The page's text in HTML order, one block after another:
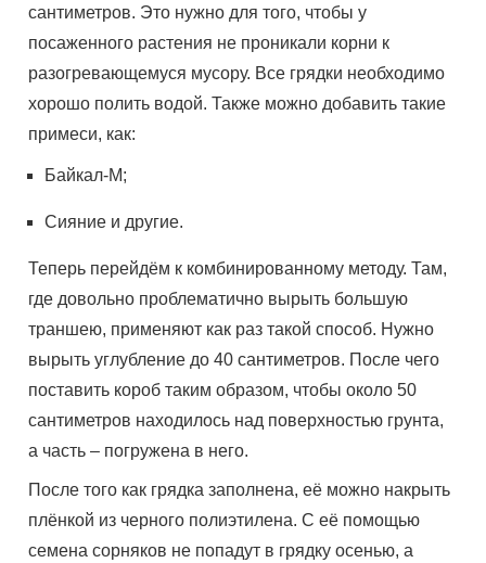
сантиметров. Это нужно для того, чтобы у
посаженного растения не проникали корни к
разогревающемуся мусору. Все грядки необходимо
хорошо полить водой. Также можно добавить такие
примеси, как:
Байкал-М;
Сияние и другие.
Теперь перейдём к комбинированному методу. Там,
где довольно проблематично вырыть большую
траншею, применяют как раз такой способ. Нужно
вырыть углубление до 40 сантиметров. После чего
поставить короб таким образом, чтобы около 50
сантиметров находилось над поверхностью грунта,
а часть – погружена в него.
После того как грядка заполнена, её можно накрыть
плёнкой из черного полиэтилена. С её помощью
семена сорняков не попадут в грядку осенью, а